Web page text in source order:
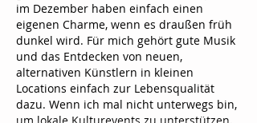
im Dezember haben einfach einen
eigenen Charme, wenn es draußen früh
dunkel wird. Für mich gehört gute Musik
und das Entdecken von neuen,
alternativen Künstlern in kleinen
Locations einfach zur Lebensqualität
dazu. Wenn ich mal nicht unterwegs bin,